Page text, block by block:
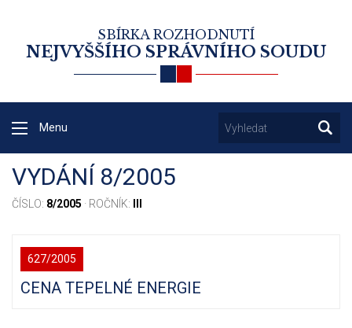
SBÍRKA ROZHODNUTÍ
NEJVYŠŠÍHO SPRÁVNÍHO SOUDU
Menu
VYDÁNÍ 8/2005
ČÍSLO: 8/2005 · ROČNÍK:
627/2005
CENA TEPELNÉ ENERGIE